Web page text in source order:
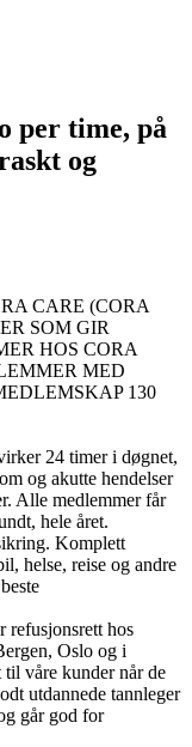
per time, på
og
CARE (CORA
SOM GIR
HOS CORA
MED
130
24 timer i døgnet,
og akutte hendelser
Alle medlemmer får
hele året.
Komplett
helse, reise og andre
refusjonsrett hos
Oslo og i
våre kunder når de
utdannede tannleger
går god for